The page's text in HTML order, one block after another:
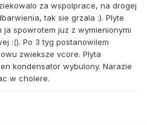
za wspolprace, na drogej
tak sie grzala :). Plyte
ja spowrotem juz z wymienionymi
:(). Po 3 tyg postanowilem
zwieksze vcore. Plyta
kondensator wybulony. Narazie
w cholere.